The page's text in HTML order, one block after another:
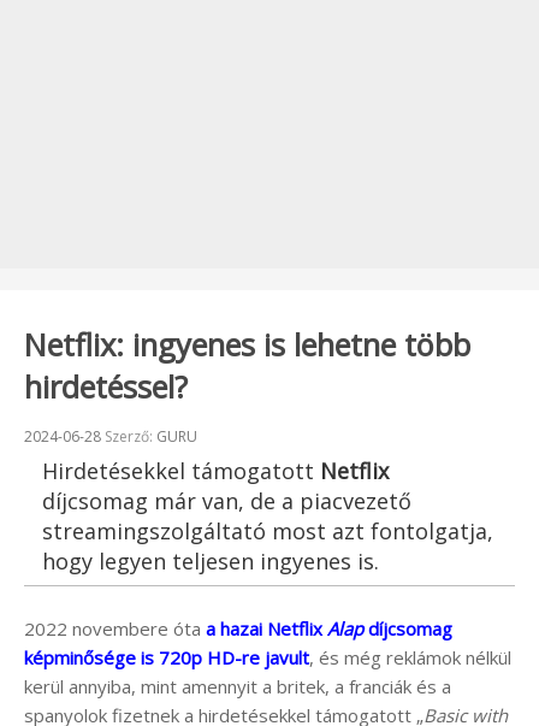
Netflix: ingyenes is lehetne több
hirdetéssel?
Beküldve:
2024-06-28 Szerző: GURU
Hirdetésekkel támogatott Netflix
díjcsomag már van, de a piacvezető
streamingszolgáltató most azt fontolgatja,
hogy legyen teljesen ingyenes is.
2022 novembere óta a hazai Netflix Alapdíjcsomag
képminősége is 720p HD-re javult, és még reklámok nélkül
kerül annyiba, mint amennyit a britek, a franciák és a
spanyolok fizetnek a hirdetésekkel támogatott „Basic with